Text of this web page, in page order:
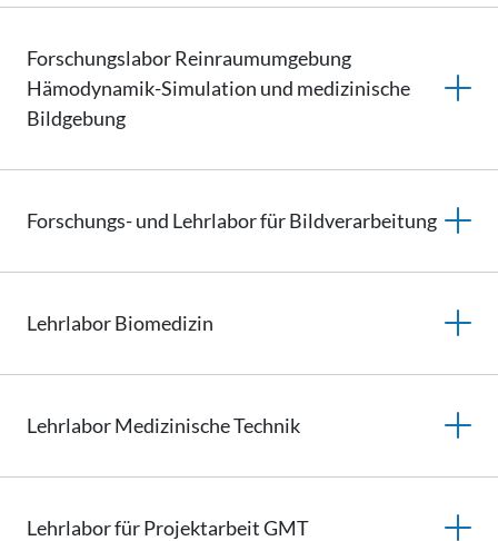
Forschungslabor Reinraumumgebung
Hämodynamik-Simulation und medizinische
Bildgebung
Forschungs- und Lehrlabor für Bildverarbeitung
LehrlaborBiomedizin
Lehrlabor Medizinische Technik
Lehrlabor für Projektarbeit GMT